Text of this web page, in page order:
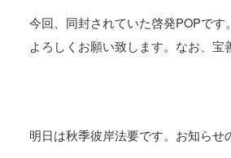
今回、同封されていた啓発POPです
よろしくお願い致します。なお、宝
明日は秋季彼岸法要です。お知らせ